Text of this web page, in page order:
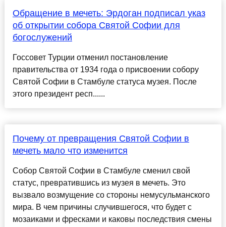
Обращение в мечеть: Эрдоган подписал указ
об открытии собора Святой Софии для
богослужений
Госсовет Турции отменил постановление
правительства от 1934 года о присвоении собору
Святой Софии в Стамбуле статуса музея. После
этого президент респ......
Почему от превращения Святой Софии в
мечеть мало что изменится
Собор Святой Софии в Стамбуле сменил свой
статус, превратившись из музея в мечеть. Это
вызвало возмущение со стороны немусульманского
мира. В чем причины случившегося, что будет с
мозаиками и фресками и каковы последствия смены